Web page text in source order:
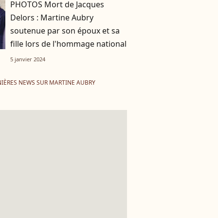
PHOTOS Mort de Jacques
Delors : Martine Aubry
soutenue par son époux et sa
fille lors de l'hommage national
5 janvier 2024
NEWS SUR MARTINE AUBRY